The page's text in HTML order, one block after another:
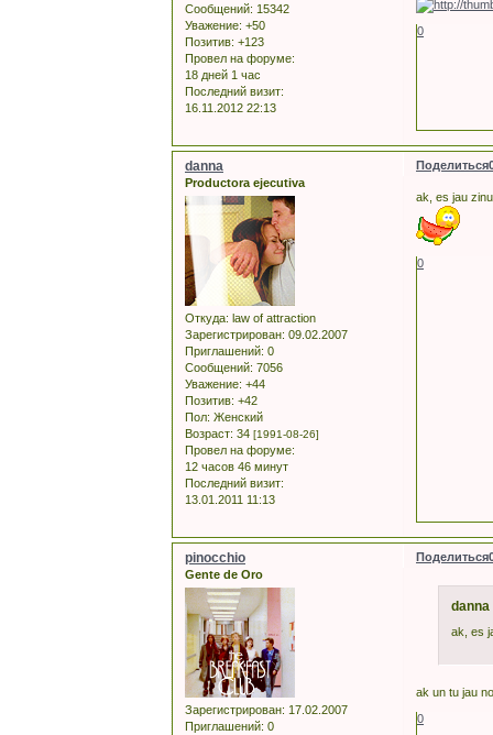
Сообщений: 15342
Уважение: +50
Позитив: +123
Провел на форуме:
18 дней 1 час
Последний визит:
16.11.2012 22:13
0
Поделиться
danna
Productora ejecutiva
Откуда: law of attraction
Зарегистрирован: 09.02.2007
Приглашений: 0
Сообщений: 7056
Уважение: +44
Позитив: +42
Пол: Женский
Возраст: 34 [1991-08-26]
Провел на форуме:
12 часов 46 минут
Последний визит:
13.01.2011 11:13
ak, es jau
0
Поделиться
pinocchio
Gente de Oro
Зарегистрирован: 17.02.2007
Приглашений: 0
danna
ak, es
ak un tu jau
0